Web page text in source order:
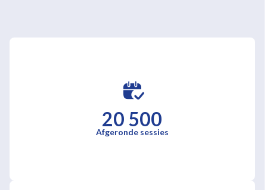
20 500
Afgeronde sessies